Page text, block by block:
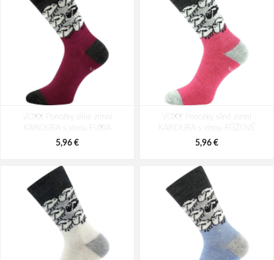
VOXX Ponožky silné zimní
KAIKOURA s vlnou FUXIA
5,96 €
VOXX Ponožky silné zimní
KAIKOURA s vlnou RŮŽOVÉ
5,96 €